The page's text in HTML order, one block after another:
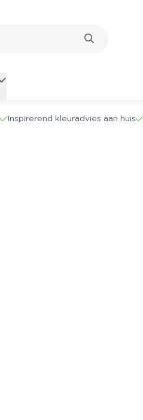
Inspirerend kleuradvies aan huis